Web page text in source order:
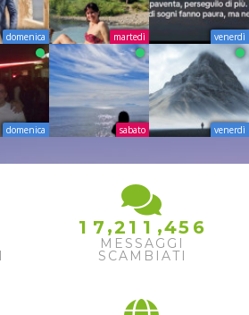
domenica martedì venerdì
domenica sabato venerdì
1 7 ,2 1 1 ,45 6
MESSAGGI
SCAMBIATI